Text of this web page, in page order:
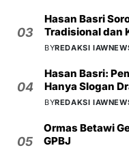
03
Hasan Basri
Tradisional dan
BYREDAKSI
04
Hasan Basri:
Hanya Slogan
BYREDAKSI
05
Ormas Betawi
GPBJ